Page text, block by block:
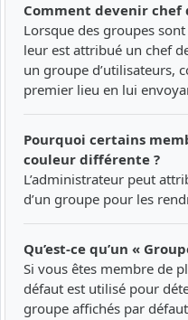
Comment devenir chef
Lorsque des groupes
leur est attribué un chef
un groupe d’utilisateurs,
premier lieu en lui
Pourquoi certains
couleur différente ?
L’administrateur peut
d’un groupe pour les
Qu’est-ce qu’un «
Si vous êtes membre de
défaut est utilisé pour
groupe affichés par